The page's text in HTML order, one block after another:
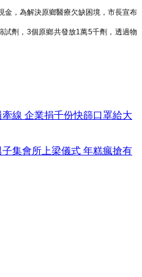
金，為解決原鄉醫療欠缺困境，市長宣布
試劑，3個原鄉共發放1萬5千劑，透過物
線 企業捐千份快篩口罩給大
集會所上梁儀式 年糕瘋搶有